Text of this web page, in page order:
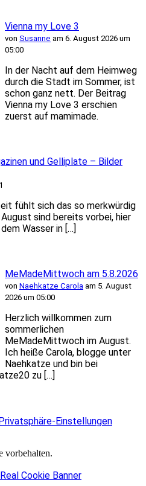
Vienna my Love 3
von Susanne am 6. August 2026 um
05:00
In der Nacht auf dem Heimweg
durch die Stadt im Sommer, ist
schon ganz nett. Der Beitrag
Vienna my Love 3 erschien
zuerst auf mamimade.
und Gelliplate – Bilder
fühlt sich das so merkwürdig
sind bereits vorbei, hier
Wasser in […]
MeMadeMittwoch am 5.8.2026
von Naehkatze Carola am 5. August
2026 um 05:00
Herzlich willkommen zum
sommerlichen
MeMadeMittwoch im August.
Ich heiße Carola, blogge unter
Naehkatze und bin bei
zu […]
Privatsphäre-Einstellungen
vorbehalten.
Cookie Banner